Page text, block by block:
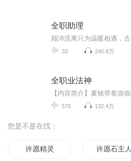
全职助理
33 240.8万
全职业法神
576 132.4万
您是不是在找：
许愿精灵 许愿石主人